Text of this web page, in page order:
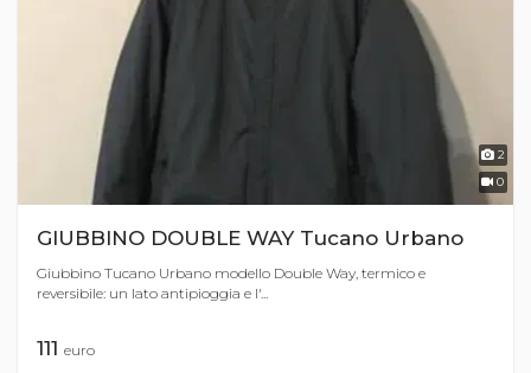
2
0
GIUBBINO DOUBLE WAY Tucano Urbano
Giubbino Tucano Urbano modello Double Way, termico e
reversibile: un lato antipioggia e l'...
111 euro